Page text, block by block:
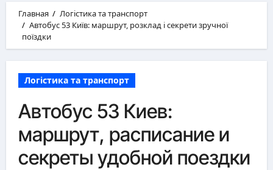
Главная
Логістика та транспорт
Автобус 53 Київ: маршрут, розклад і секрети зручної
поїздки
Логістика та транспорт
Автобус 53 Киев:
маршрут, расписание и
секреты удобной поездки